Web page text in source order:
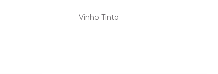
Vinho Tinto